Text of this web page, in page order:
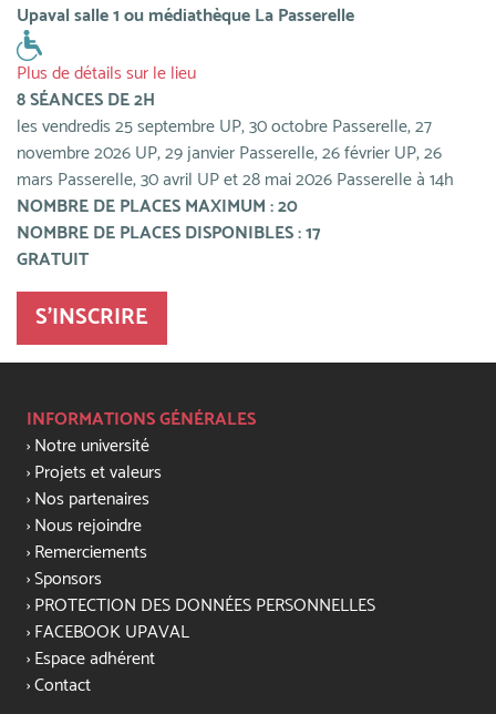
Upaval salle 1 ou médiathèque La Passerelle
Plus de détails sur le lieu
8 SÉANCES DE 2H
les vendredis 25 septembre UP, 30 octobre Passerelle, 27
novembre 2026 UP, 29 janvier Passerelle, 26 février UP, 26
mars Passerelle, 30 avril UP et 28 mai 2026 Passerelle à 14h
NOMBRE DE PLACES MAXIMUM : 20
NOMBRE DE PLACES DISPONIBLES : 17
GRATUIT
S'INSCRIRE
INFORMATIONS GÉNÉRALES
Notre université
Projets et valeurs
Nos partenaires
Nous rejoindre
Remerciements
Sponsors
PROTECTION DES DONNÉES PERSONNELLES
FACEBOOK UPAVAL
Espace adhérent
Contact